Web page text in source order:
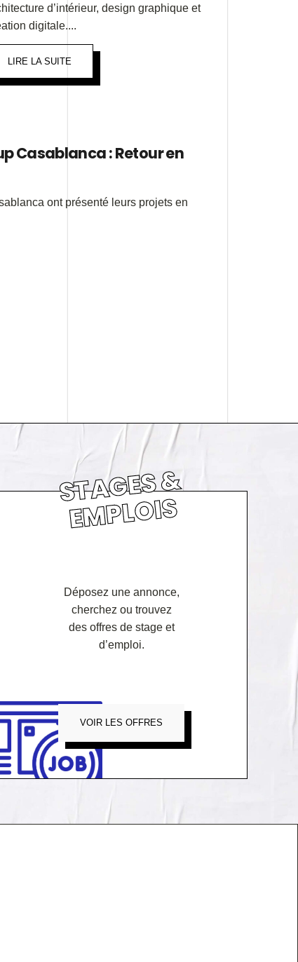
d’intérieur, design graphique et
digitale....
LIRE LA SUITE
Casablanca : Retour en
ont présenté leurs projets en
S
T
A
GE
S
&
E
M
PL
OI
S
Déposez une annonce,
cherchez ou trouvez
des offres de stage et
d’emploi.
VOIR LES OFFRES